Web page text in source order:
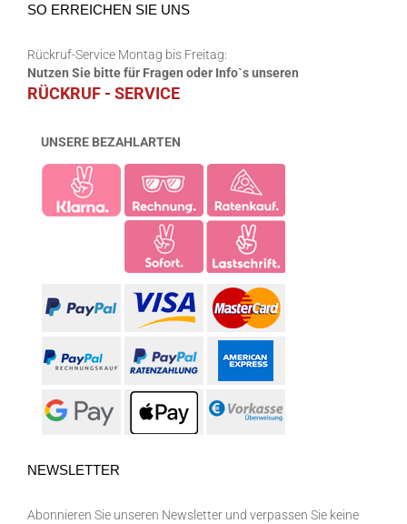
SO ERREICHEN SIE UNS
Rückruf-Service Montag bis Freitag:
Nutzen Sie bitte für Fragen oder Info`s unseren
RÜCKRUF - SERVICE
UNSERE BEZAHLARTEN
NEWSLETTER
Abonnieren Sie unseren Newsletter und verpassen Sie keine